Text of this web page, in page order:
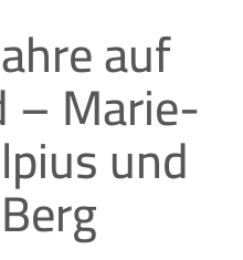
auf
– Marie-
und